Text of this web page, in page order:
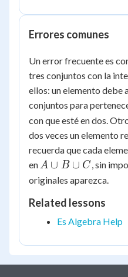
Errores comunes
Un error frecuente es
tres conjuntos con la
ellos: un elemento debe
conjuntos para
con que esté en dos.
dos veces un elemento
recuerda que cada
en A
\cup
\cup
C
A ∪ B ∪ C, sin
originales aparezca.
Related lessons
Es Algebra Help